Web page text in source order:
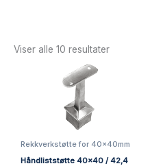
Viser alle 10 resultater
Rekkverkstøtte for 40x40mm
Håndliststøtte 40×40 / 42,4